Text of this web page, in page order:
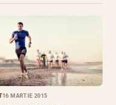
16 MARTIE 2015